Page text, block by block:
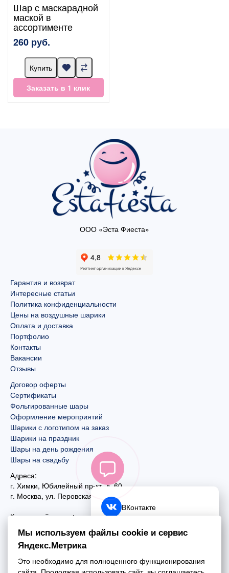
Шар с маскарадной
маской в
ассортименте
260 руб.
Купить
Заказать в 1 клик
ООО «Эста Фиеста»
Гарантия и возврат
Интересные статьи
Политика конфиденциальности
Цены на воздушные шарики
Оплата и доставка
Портфолио
Контакты
Вакансии
Отзывы
Договор оферты
Сертификаты
Фольгированные шары
Оформление мероприятий
Шарики с логотипом на заказ
Шарики на праздник
Шары на день рождения
Шары на свадьбу
Адреса:
г. Химки, Юбилейный пр-кт, д. 60
г. Москва, ул. Перовская, д. 59
Контактный номер:
+7 (495) 970-44-75
Почта:
mail@esta-fiesta.ru
ВКонтакте
Telegram
Обратный звонок
Мы используем файлы cookie и сервис
Яндекс.Метрика
Это необходимо для полноценного функционирования